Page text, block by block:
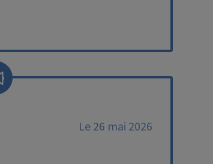
Le 26 mai 2026